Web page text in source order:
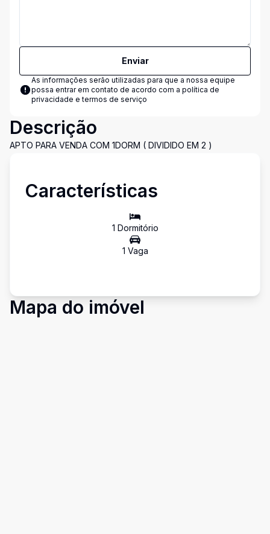
Enviar
As informações serão utilizadas para que a nossa equipe
possa entrar em contato de acordo com a política de
privacidade e termos de serviço
Descrição
APTO PARA VENDA COM 1DORM ( DIVIDIDO EM 2 )
Características
1 Dormitório
1 Vaga
Mapa do imóvel